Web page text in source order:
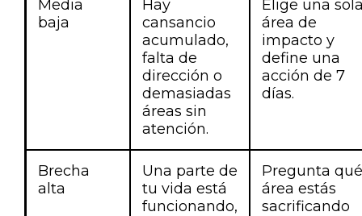
Media
baja
Hay
cansancio
acumulado,
falta de
dirección o
demasiadas
áreas sin
atención.
Elige una
área de
impacto y
define una
acción de 7
días.
Brecha
alta
Una parte de
tu vida está
funcionando,
Pregunta qué
área estás
sacrificando